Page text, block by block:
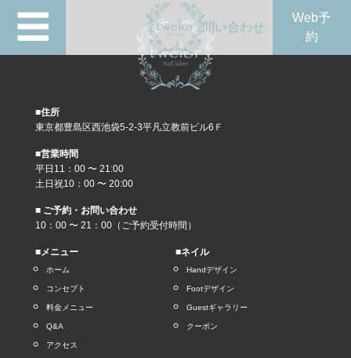
☰ 問い合わせ
Web予
約
■住所
東京都豊島区西池袋5-2-3平凡立教前ビル6Ｆ
■営業時間
平日11：00 〜 21:00
土日祝10：00 〜 20:00
■ ご予約・お問い合わせ
10：00 〜 21：00（ご予約受付時間）
■メニュー
ホーム
コンセプト
料金メニュー
Q&A
アクセス
■ネイル
Handデザイン
Footデザイン
Guestギャラリー
クーポン